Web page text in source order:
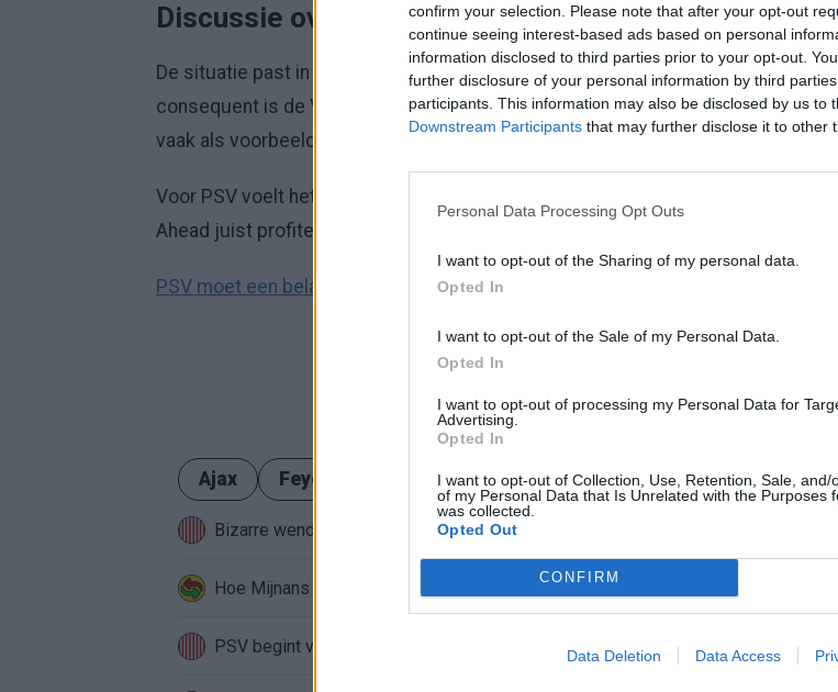
confirm your selection. Please note that after your opt-out
continue seeing interest-based ads based on personal
information disclosed to third parties prior to your opt-out.
further disclosure of your personal information by third
participants. This information may also be disclosed by us to
Downstream Participants that may further disclose it to other
Personal Data Processing Opt Outs
I want to opt-out of the Sharing of my personal data.
Opted In
I want to opt-out of the Sale of my Personal Data.
Opted In
I want to opt-out of processing my Personal Data for
Advertising.
Opted In
I want to opt-out of Collection, Use, Retention, Sale, and/
of my Personal Data that Is Unrelated with the Purposes
was collected.
Opted Out
CONFIRM
Data Deletion Data Access
Discussie over lijn van de VAR
De situatie past in een breder gesprek dat vaker terugkomt in de Eredivisie: hoe
consequent is de VAR in vergelijkbare momenten? De beslissing rond Til wordt
vaak als voorbeeld genoemd van een onduidelijke lijn.
Voor PSV voelt het moment als een gemiste kans op een vroege voorsprong,
Ahead juist profiteerde van het later toegekende strafschopmoment.
PSV moet een belangrijke keuze maken richting volgend jaar.
Ajax Feyenoord PSV
Bizarre wending bij PSV: speler krijgt rood en mag tóch verder
Hoe Mijnans past in de PSV-structuur
PSV begint voorbereiding met gelijkspel: zo ziet de route naar het nieuwe